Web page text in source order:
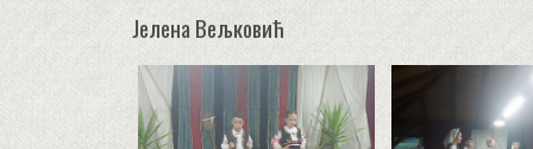
Јелена Вељковић